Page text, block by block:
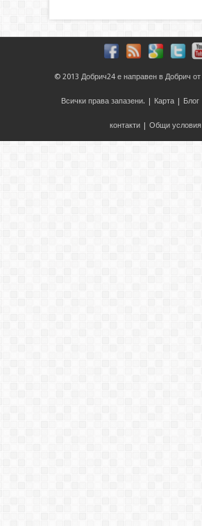
© 2013 Добрич24 е направен в Добрич от
Всички права запазени. | Карта | Блог
контакти | Общи условия